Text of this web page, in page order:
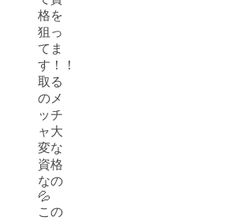
格を
狙っ
てま
す！！
取る
のメ
ッチ
ャ大
変な
資格
なの
💦
この